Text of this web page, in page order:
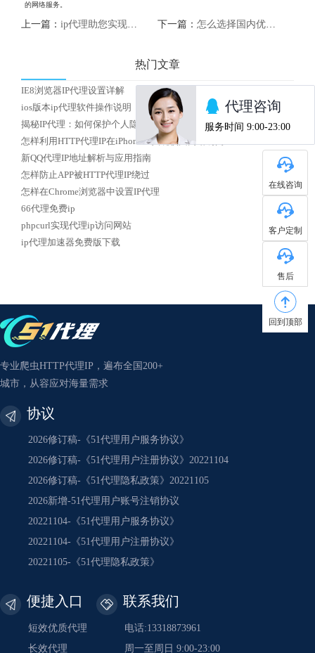
的网络服务。
上一篇： ip代理助您实现全球化网络 下一篇： 怎么选择国内优质HTTP代理IP
热门文章
IE8浏览器IP代理设置详解
ios版本ip代理软件操作说明
揭秘IP代理：如何保护个人隐私安全？
怎样利用HTTP代理IP在iPhone上实现校园网络访问
新QQ代理IP地址解析与应用指南
怎样防止APP被HTTP代理IP绕过
怎样在Chrome浏览器中设置IP代理
66代理免费ip
phpcurl实现代理ip访问网站
ip代理加速器免费版下载
在线咨询
客户定制
售后
回到顶部
专业爬虫HTTP代理IP，遍布全国200+
城市，从容应对海量需求
协议
2026修订稿-《51代理用户服务协议》
2026修订稿-《51代理用户注册协议》20221104
2026修订稿-《51代理隐私政策》20221105
2026新增-51代理用户账号注销协议
20221104-《51代理用户服务协议》
20221104-《51代理用户注册协议》
20221105-《51代理隐私政策》
便捷入口
短效优质代理
长效代理
联系我们
电话:13318873961
周一至周日 9:00-23:00